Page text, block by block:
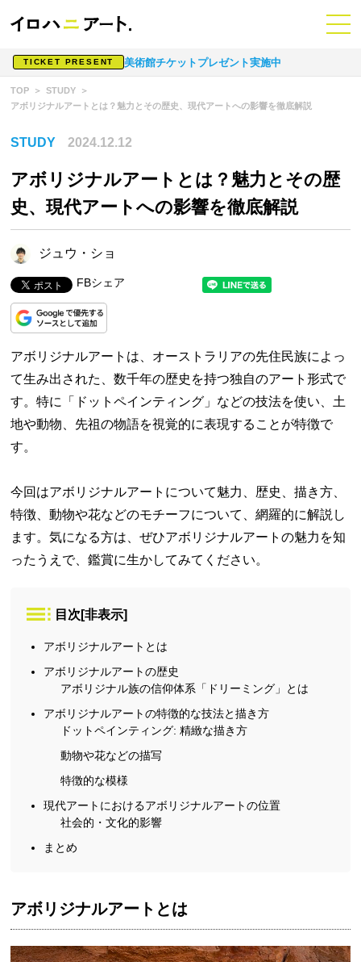
TICKET PRESENT 美術館チケットプレゼント実施中
TOP
STUDY
アボリジナルアートとは？魅力とその歴史、現代アートへの影響を徹底解説
STUDY 2024.12.12
アボリジナルアートとは？魅力とその歴
史、現代アートへの影響を徹底解説
ジュウ・ショ
FBシェア
アボリジナルアートは、オーストラリアの先住民族によっ
て生み出された、数千年の歴史を持つ独自のアート形式で
す。特に「ドットペインティング」などの技法を使い、土
地や動物、先祖の物語を視覚的に表現することが特徴で
す。
今回はアボリジナルアートについて魅力、歴史、描き方、
特徴、動物や花などのモチーフについて、網羅的に解説し
ます。気になる方は、ぜひアボリジナルアートの魅力を知
ったうえで、鑑賞に生かしてみてください。
目次 [非表示]
アボリジナルアートとは
アボリジナルアートの歴史
アボリジナル族の信仰体系「ドリーミング」とは
アボリジナルアートの特徴的な技法と描き方
ドットペインティング: 精緻な描き方
動物や花などの描写
特徴的な模様
現代アートにおけるアボリジナルアートの位置
社会的・文化的影響
まとめ
アボリジナルアートとは